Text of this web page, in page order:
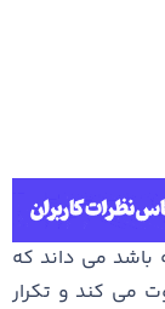
باشد می داند که
می کند و تکرار